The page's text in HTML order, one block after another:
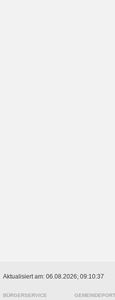
Aktualisiert am: 06.08.2026; 09:10:37
BÜRGERSERVICE